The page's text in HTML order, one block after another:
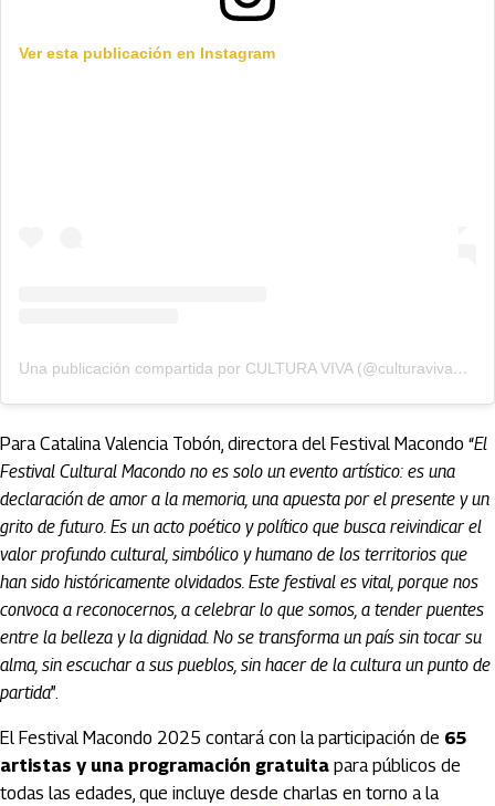
Ver esta publicación en Instagram
Una publicación compartida por CULTURA VIVA (@culturaviva_oficial)
Para Catalina Valencia Tobón, directora del Festival Macondo “El
Festival Cultural Macondo no es solo un evento artístico: es una
declaración de amor a la memoria, una apuesta por el presente y un
grito de futuro. Es un acto poético y político que busca reivindicar el
valor profundo cultural, simbólico y humano de los territorios que
han sido históricamente olvidados. Este festival es vital, porque nos
convoca a reconocernos, a celebrar lo que somos, a tender puentes
entre la belleza y la dignidad. No se transforma un país sin tocar su
alma, sin escuchar a sus pueblos, sin hacer de la cultura un punto de
partida”.
El Festival Macondo 2025 contará con la participación de 65
artistas y una programación gratuita para públicos de
todas las edades, que incluye desde charlas en torno a la